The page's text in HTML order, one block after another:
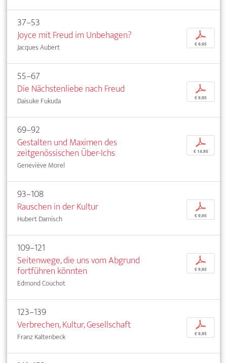
37–53
Joyce mit Freud im Unbehagen?
Jacques Aubert
p
€ 9,95
55–67
Die Nächstenliebe nach Freud
Daisuke Fukuda
p
€ 9,95
69–92
Gestalten und Maximen des
zeitgenössischen Über-Ichs
Geneviève Morel
p
€ 14,95
93–108
Rauschen in der Kultur
Hubert Damisch
p
€ 9,95
109–121
Seitenwege, die uns vom Abgrund
fortführen könnten
Edmond Couchot
p
€ 9,95
123–139
Verbrechen, Kultur, Gesellschaft
Franz Kaltenbeck
p
€ 9,95